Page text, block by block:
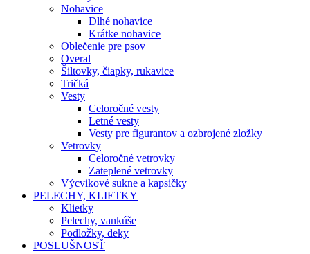
Nohavice
Dlhé nohavice
Krátke nohavice
Oblečenie pre psov
Overal
Šiltovky, čiapky, rukavice
Tričká
Vesty
Celoročné vesty
Letné vesty
Vesty pre figurantov a ozbrojené zložky
Vetrovky
Celoročné vetrovky
Zateplené vetrovky
Výcvikové sukne a kapsičky
PELECHY, KLIETKY
Klietky
Pelechy, vankúše
Podložky, deky
POSLUŠNOSŤ